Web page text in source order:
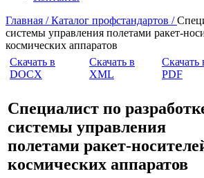
Главная /Каталог профстандартов /
системы управления полетами ракет-
космических аппаратов
Скачать в
DOCX
Скачать в
XML
Скачать
PDF
Специалист по
системы управления
полетами ракет-
космических аппаратов